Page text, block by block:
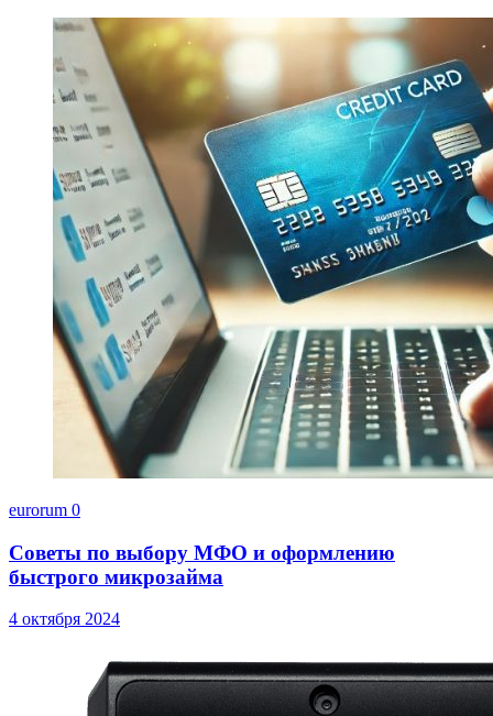
eurorum 0
Советы по выбору МФО и оформлению
быстрого микрозайма
4 октября 2024